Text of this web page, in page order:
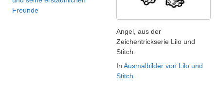
Freunde
Angel, aus der
Zeichentrickserie Lilo und
Stitch.
In Ausmalbilder von Lilo und
Stitch